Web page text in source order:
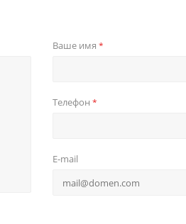
Ваше имя *
Телефон *
E-mail